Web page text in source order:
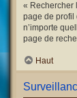
« Rechercher
page de profil
n’importe
page de
Haut